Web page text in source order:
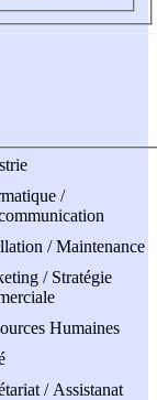
/
/ Maintenance
/ Stratégie
Humaines
/ Assistanat